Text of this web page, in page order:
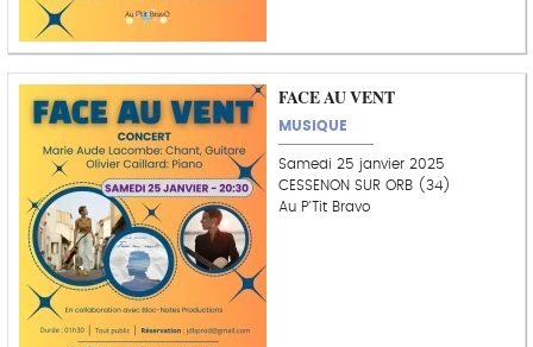
FACE AU VENT
MUSIQUE
Samedi 25 janvier 2025
CESSENON SUR ORB (34)
Au P'Tit Bravo